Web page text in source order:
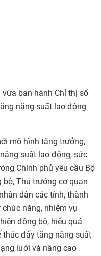
ban hành Chỉ thị số
năng suất lao động
mô hình tăng trưởng,
suất lao động, sức
Chính phủ yêu cầu Bộ
Thủ trưởng cơ quan
dân các tỉnh, thành
năng, nhiệm vụ
đồng bộ, hiệu quả
đẩy tăng năng suất
lưới và nâng cao